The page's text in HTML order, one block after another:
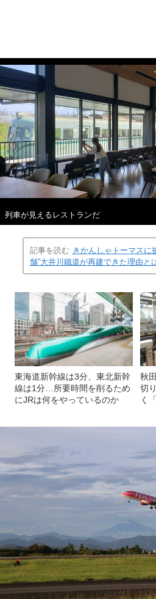
列車が見えるレストランだ
記事を読む きかんしゃトーマス
舗”大井川鐵道が再建できた理由と
東海道新幹線は3分、東北新幹
線は1分…所要時間を削るため
にJRは何をやっているのか
秋
切
く